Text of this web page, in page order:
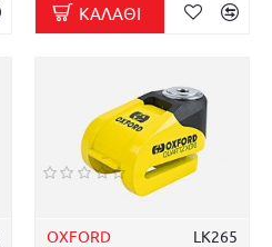
ΚΑΛΆΘΙ
OXFORD LK265